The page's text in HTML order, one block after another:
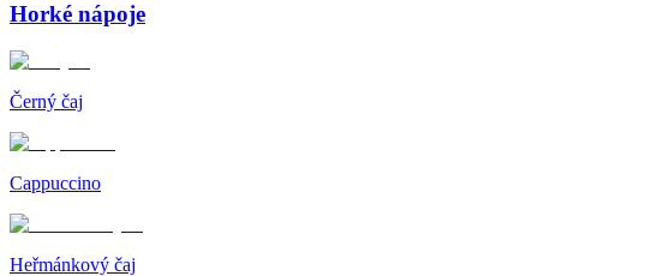
Horké nápoje
Černý čaj
Cappuccino
Heřmánkový čaj